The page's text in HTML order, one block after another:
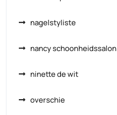
nagelstyliste
nancy schoonheidssalon
ninette de wit
overschie